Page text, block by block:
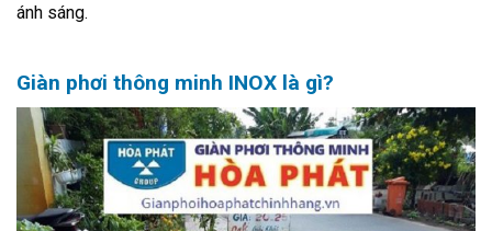
ánh sáng.
Giàn phơi thông minh INOX là gì?